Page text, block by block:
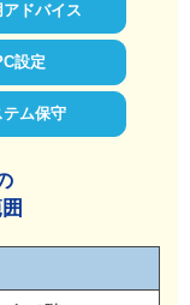
アドバイス
設定
テム保守